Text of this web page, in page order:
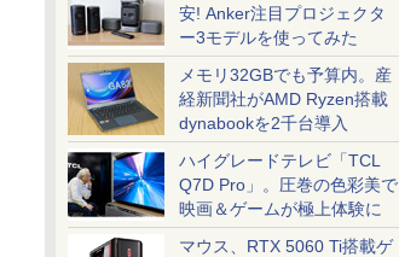
安! Anker注目プロジェクタ
ー3モデルを使ってみた
メモリ32GBでも予算内。産
経新聞社がAMD Ryzen搭載
dynabookを2千台導入
ハイグレードテレビ「TCL
Q7D Pro」。圧巻の色彩美で
映画＆ゲームが極上体験に
マウス、RTX 5060 Ti搭載ゲ